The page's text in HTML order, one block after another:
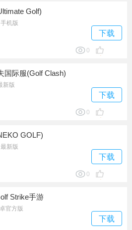
Golf)
机版
下载
0
国际服(Golf Clash)
新版
下载
0
GOLF)
新版
下载
0
Strike手游
官方版
下载